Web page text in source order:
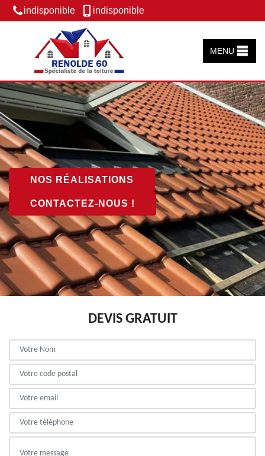
indisponible indisponible
MENU
NOS RÉALISATIONS
CONTACTEZ-NOUS !
DEVIS GRATUIT